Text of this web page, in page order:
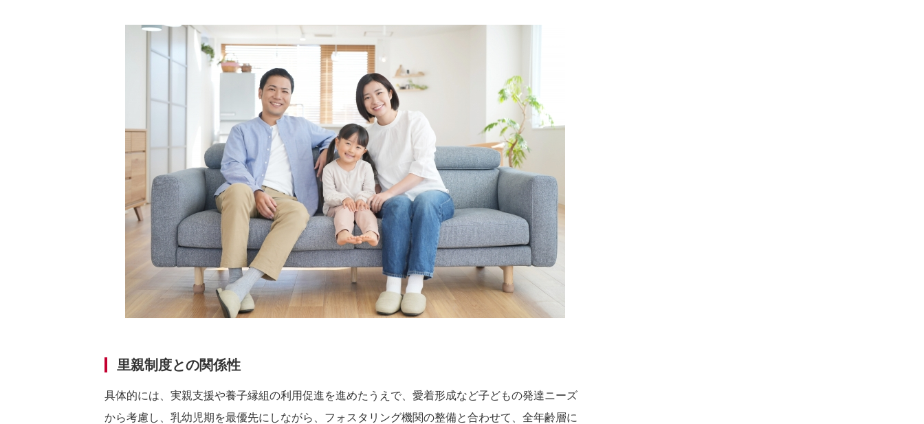
里親制度との関係性
具体的には、実親支援や養子縁組の利用促進を進めたうえで、愛着形成など子どもの発達ニーズ
から考慮し、乳幼児期を最優先にしながら、フォスタリング機関の整備と合わせて、全年齢層に